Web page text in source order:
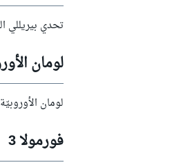
تحدي بيريللي
لومان
لومان الأوروبيّة 2016
فورمولا 3